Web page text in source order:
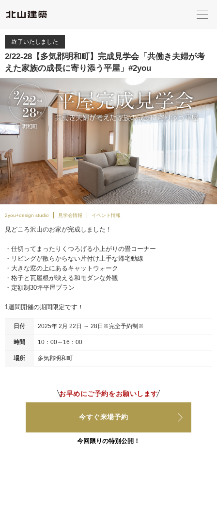
終了いたしました
2/22-28【多気郡明和町】完成見学会「共働き夫婦が考
えた家族の成長に寄り添う平屋」#2you
2you+design studio 見学会情報 イベント情報
見どころ沢山のお家が完成しました！
・仕切ってまったりくつろげる小上がりの畳コーナー
・リビングが散らからない片付け上手な帰宅動線
・大きな窓の上にあるキャットウォーク
・格子と瓦屋根が映える和モダンな外観
・定額制30坪平屋プラン
1週間開催の期間限定です！
日付 2025年 2月 22日 ～ 28日※完全予約制※
時間 10：00～16：00
場所 多気郡明和町
お早めにご予約をお願いします
今すぐ来場予約
今回限りの特別公開！